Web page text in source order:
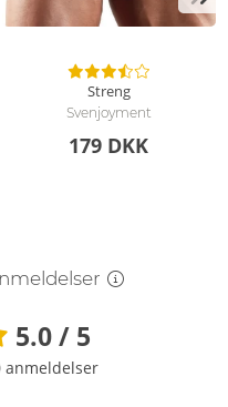
Streng
Svenjoyment
179 DKK
5.0 / 5
anmeldelser